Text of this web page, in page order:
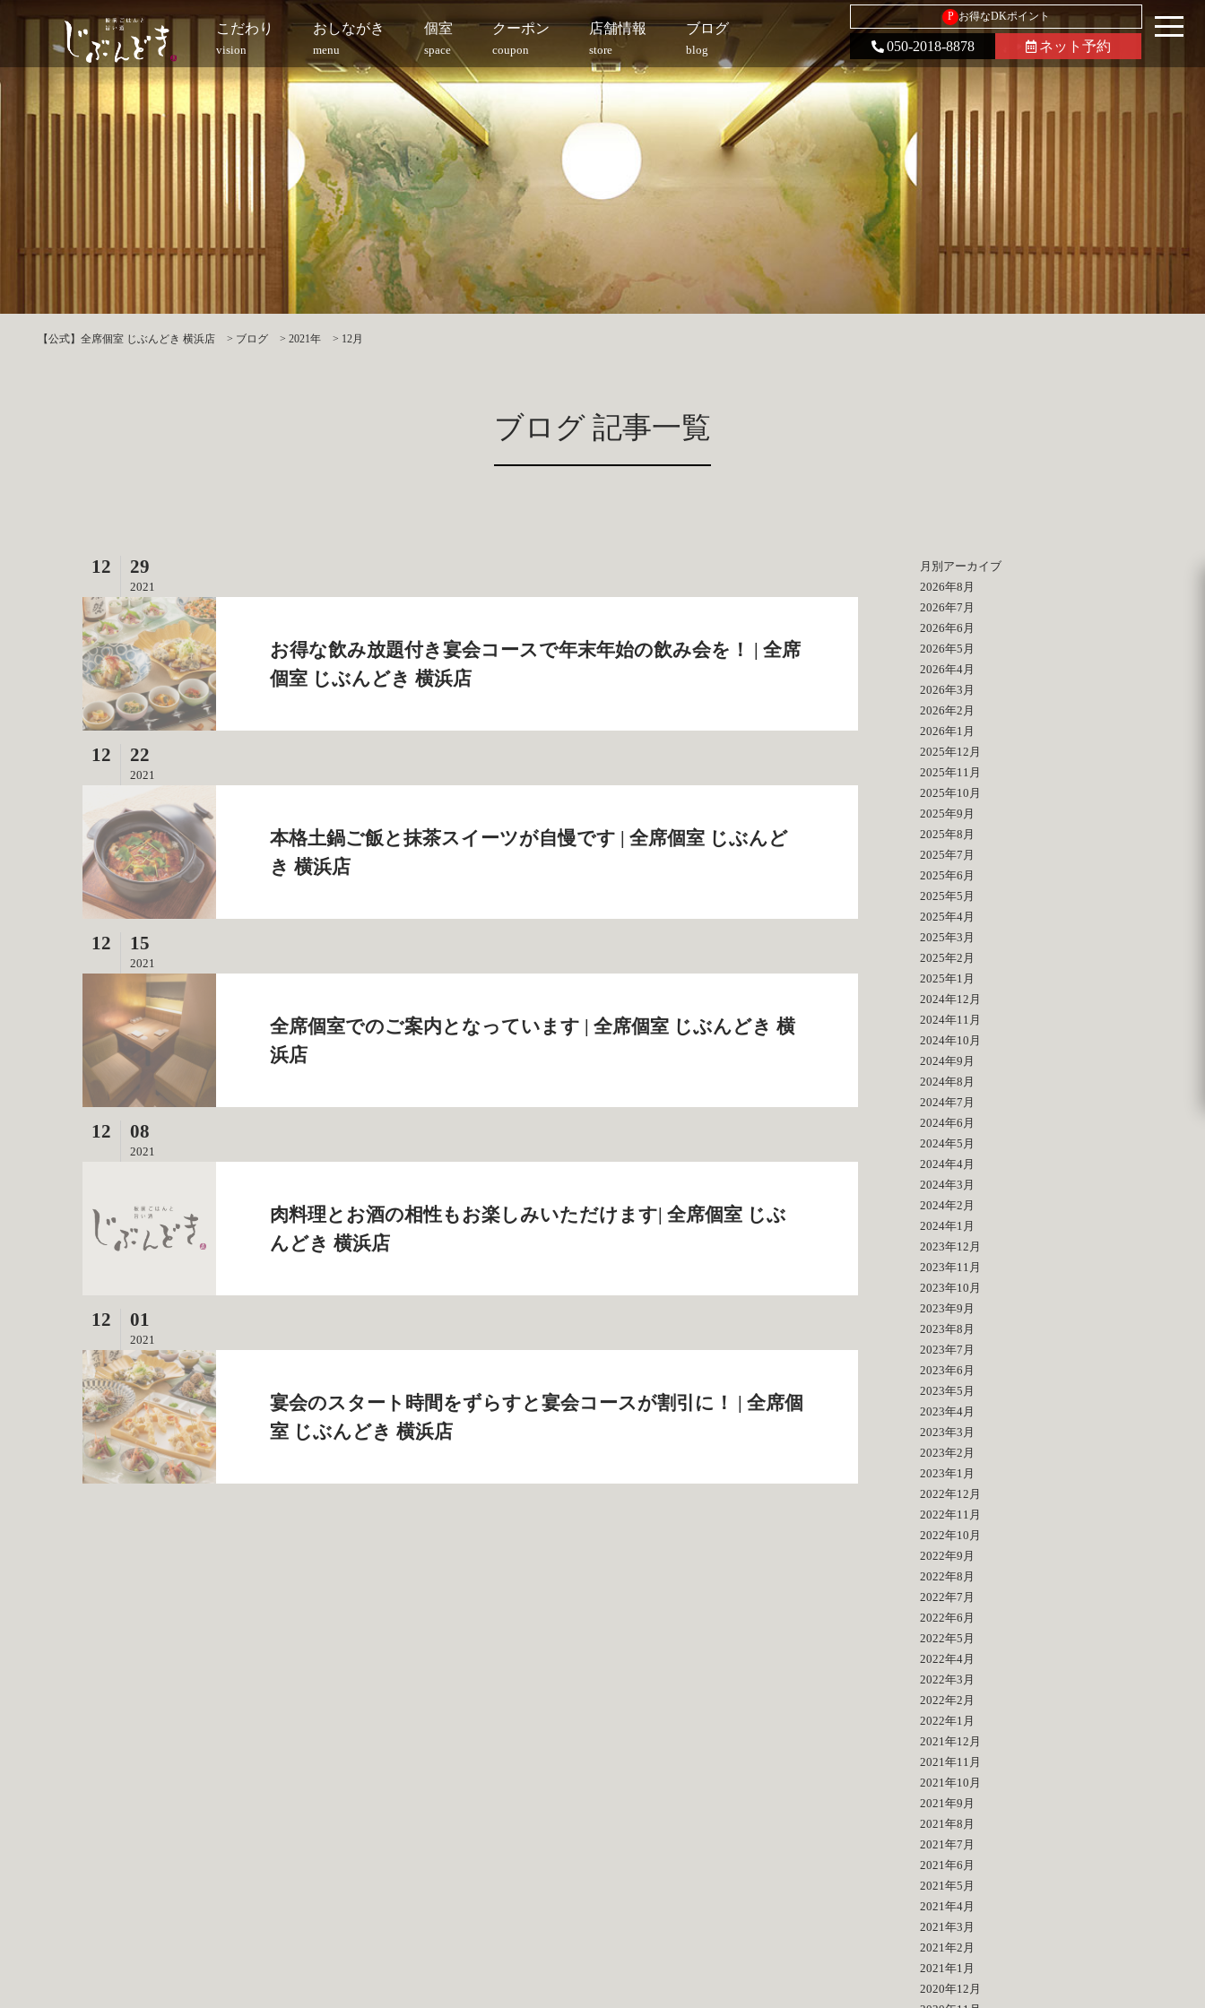
こだわり
vision
おしながき
menu
個室
space
クーポン
coupon
店舗情報
store
ブログ
blog
P お得なDKポイント
050-2018-8878 ネット予約
【公式】全席個室 じぶんどき 横浜店 > ブログ > 2021年 > 12月
ブログ 記事一覧
12 29
2021
お得な飲み放題付き宴会コースで年末年始の飲み会を！ | 全席
個室 じぶんどき 横浜店
12 22
2021
本格土鍋ご飯と抹茶スイーツが自慢です | 全席個室 じぶんど
き 横浜店
12 15
2021
全席個室でのご案内となっています | 全席個室 じぶんどき 横
浜店
12 08
2021
肉料理とお酒の相性もお楽しみいただけます| 全席個室 じぶ
んどき 横浜店
12 01
2021
宴会のスタート時間をずらすと宴会コースが割引に！ | 全席個
室 じぶんどき 横浜店
月別アーカイブ
2026年8月
2026年7月
2026年6月
2026年5月
2026年4月
2026年3月
2026年2月
2026年1月
2025年12月
2025年11月
2025年10月
2025年9月
2025年8月
2025年7月
2025年6月
2025年5月
2025年4月
2025年3月
2025年2月
2025年1月
2024年12月
2024年11月
2024年10月
2024年9月
2024年8月
2024年7月
2024年6月
2024年5月
2024年4月
2024年3月
2024年2月
2024年1月
2023年12月
2023年11月
2023年10月
2023年9月
2023年8月
2023年7月
2023年6月
2023年5月
2023年4月
2023年3月
2023年2月
2023年1月
2022年12月
2022年11月
2022年10月
2022年9月
2022年8月
2022年7月
2022年6月
2022年5月
2022年4月
2022年3月
2022年2月
2022年1月
2021年12月
2021年11月
2021年10月
2021年9月
2021年8月
2021年7月
2021年6月
2021年5月
2021年4月
2021年3月
2021年2月
2021年1月
2020年12月